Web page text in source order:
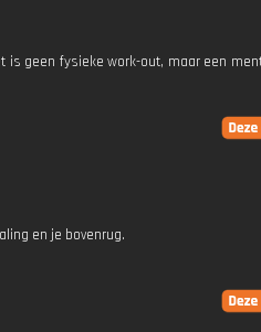
is geen fysieke work-out, maar een
en je bovenrug.